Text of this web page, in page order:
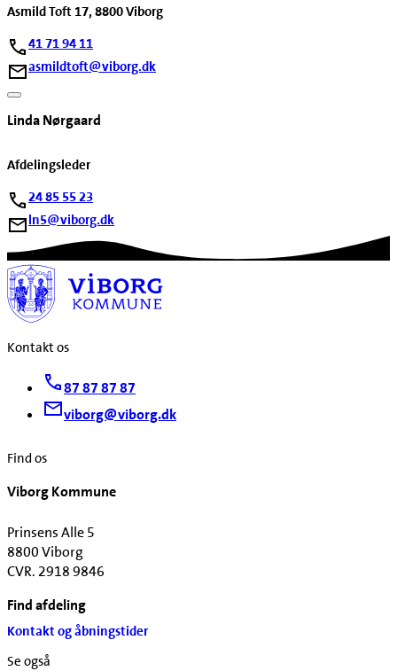
Asmild Toft 17, 8800 Viborg
41 71 94 11
asmildtoft@viborg.dk
Linda Nørgaard
Afdelingsleder
24 85 55 23
ln5@viborg.dk
Kontakt os
87 87 87 87
viborg@viborg.dk
Find os
Viborg Kommune
Prinsens Alle 5
8800 Viborg
CVR. 2918 9846
Find afdeling
Kontakt og åbningstider
Se også